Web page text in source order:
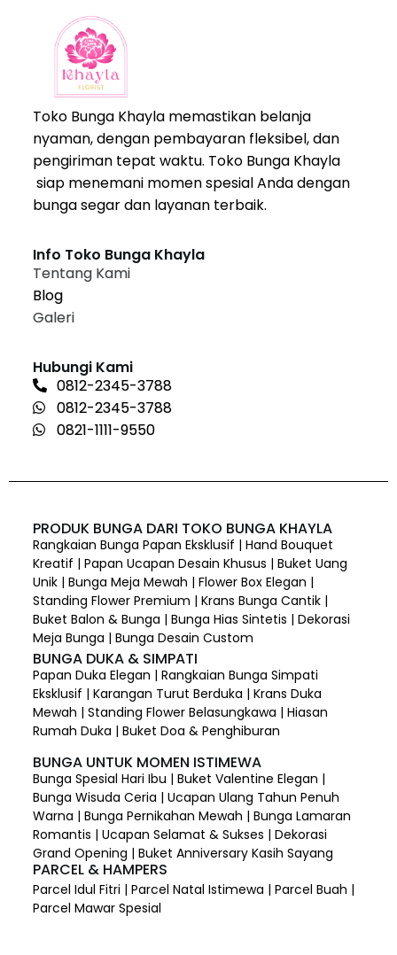
Toko Bunga Khayla memastikan belanja
nyaman, dengan pembayaran fleksibel, dan
pengiriman tepat waktu. Toko Bunga Khayla
siap menemani momen spesial Anda dengan
bunga segar dan layanan terbaik.
Info Toko Bunga Khayla
Tentang Kami
Blog
Galeri
Hubungi Kami
0812-2345-3788
0812-2345-3788
0821-1111-9550
PRODUK BUNGA DARI TOKO BUNGA KHAYLA
Rangkaian Bunga Papan Eksklusif | Hand Bouquet
Kreatif | Papan Ucapan Desain Khusus | Buket Uang
Unik | Bunga Meja Mewah | Flower Box Elegan |
Standing Flower Premium | Krans Bunga Cantik |
Buket Balon & Bunga | Bunga Hias Sintetis | Dekorasi
Meja Bunga | Bunga Desain Custom
BUNGA DUKA & SIMPATI
Papan Duka Elegan | Rangkaian Bunga Simpati
Eksklusif | Karangan Turut Berduka | Krans Duka
Mewah | Standing Flower Belasungkawa | Hiasan
Rumah Duka | Buket Doa & Penghiburan
BUNGA UNTUK MOMEN ISTIMEWA
Bunga Spesial Hari Ibu | Buket Valentine Elegan |
Bunga Wisuda Ceria | Ucapan Ulang Tahun Penuh
Warna | Bunga Pernikahan Mewah | Bunga Lamaran
Romantis | Ucapan Selamat & Sukses | Dekorasi
Grand Opening | Buket Anniversary Kasih Sayang
PARCEL & HAMPERS
Parcel Idul Fitri | Parcel Natal Istimewa | Parcel Buah |
Parcel Mawar Spesial